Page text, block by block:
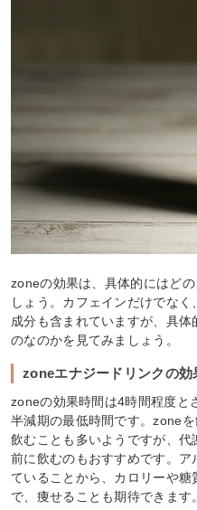
zoneの効果は、具体的にはど
しょう。カフェインだけでな
成分も含まれていますが、具
のなのかを見てみましょう。
zoneエナジードリンクの効
zoneの効果時間は4時間程度と
半減期の最低時間です。zone
飲むことも多いようですが、
前に飲むのもおすすめです。
ていることから、カロリーや
で、痩せることも期待できます。